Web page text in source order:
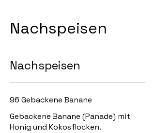
Nachspeisen
Nachspeisen
96 Gebackene Banane
Gebackene Banane (Panade) mit
Honig und Kokosflocken.